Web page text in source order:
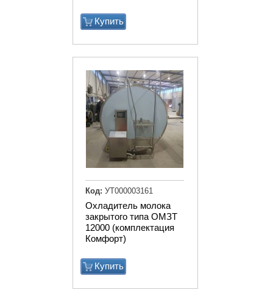
Купить
Охладитель молока
закрытого типа ОМЗТ
12000 (комплектация
Комфорт)
Купить
Код: УТ000003161